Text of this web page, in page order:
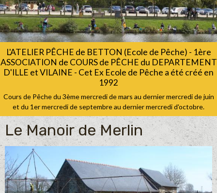
L'ATELIER PÊCHE de BETTON (Ecole de Pêche) - 1ère
ASSOCIATION de COURS de PÊCHE du DEPARTEMENT
D'ILLE et VILAINE - Cet Ex Ecole de Pêche a été créé en
1992
Cours de Pêche du 3ème mercredi de mars au dernier mercredi de juin
et du 1er mercredi de septembre au dernier mercredi d'octobre.
Le Manoir de Merlin